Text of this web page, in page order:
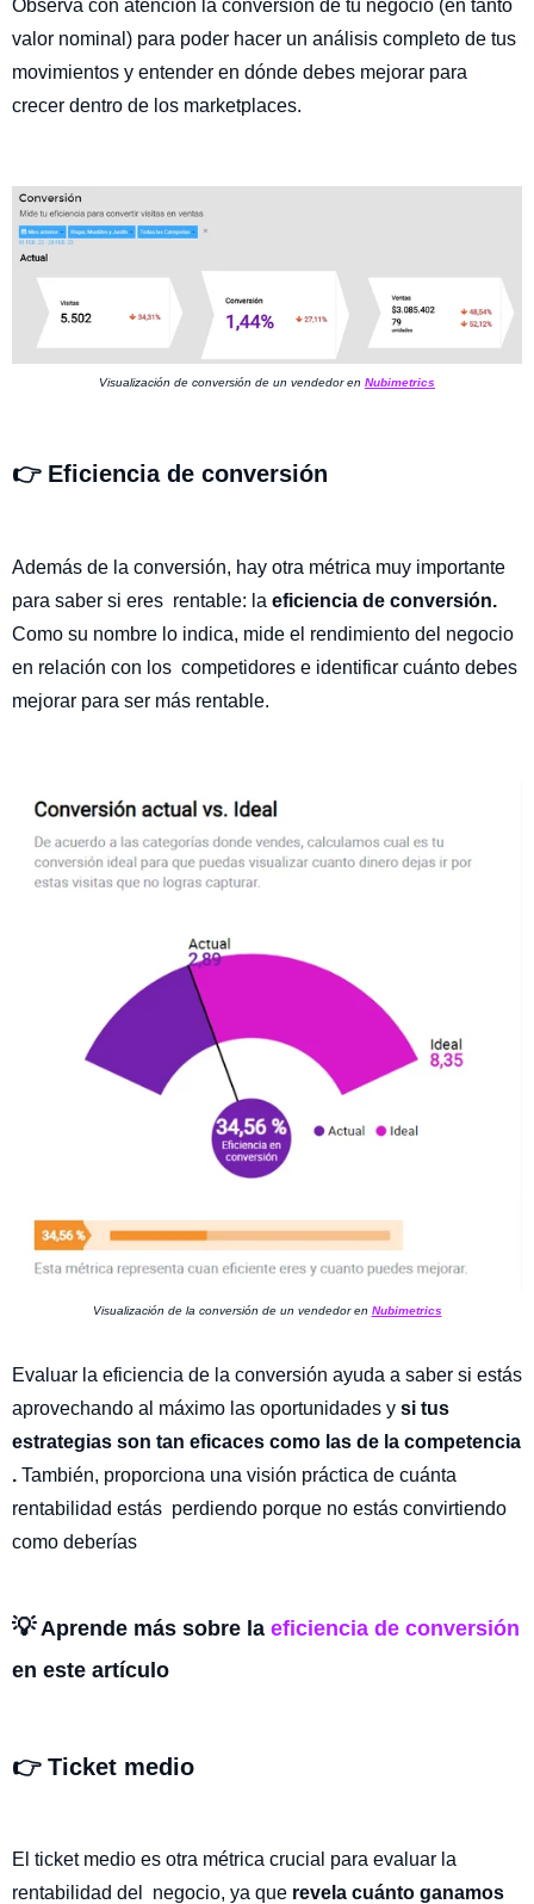
Observa con atención la conversión de tu negocio (en tanto
valor nominal) para poder hacer un análisis completo de tus
movimientos y entender en dónde debes mejorar para
crecer dentro de los marketplaces.
Visualización de conversión de un vendedor en Nubimetrics
👉 Eficiencia de conversión
Además de la conversión, hay otra métrica muy importante
para saber si eres rentable: la eficiencia de conversión.
Como su nombre lo indica, mide el rendimiento del negocio
en relación con los competidores e identificar cuánto debes
mejorar para ser más rentable.
Visualización de la conversión de un vendedor en Nubimetrics
Evaluar la eficiencia de la conversión ayuda a saber si estás
aprovechando al máximo las oportunidades y si tus
estrategias son tan eficaces como las de la competencia
. También, proporciona una visión práctica de cuánta
rentabilidad estás perdiendo porque no estás convirtiendo
como deberías
💡Aprende más sobre la eficiencia de conversión
en este artículo
👉 Ticket medio
El ticket medio es otra métrica crucial para evaluar la
rentabilidad del negocio, ya que revela cuánto ganamos